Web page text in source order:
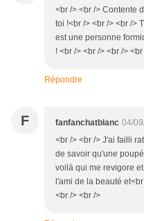
<br /> <br /> Contente
toi !<br /> <br /> <br />
est une personne
! <br /> <br /> <br /> <br
Répondre
F fanfanchatblanc 04/
<br /> <br /> J'ai failli
de savoir qu'une
voilà qui me revigore
l'ami de la beauté
<br /> <br />